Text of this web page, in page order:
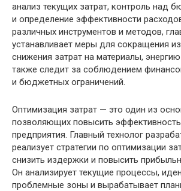
анализ текущих затрат, контроль над
и определение эффективности
различных инструментов и методов,
устанавливает меры для сокращения
снижения затрат на материалы,
также следит за соблюдением
и бюджетных ограничений.
Оптимизация затрат — это один из
позволяющих повысить
предприятия. Главный технолог
реализует стратегии по оптимизации
снизить издержки и повысить
Он анализирует текущие процессы,
проблемные зоны и вырабатывает